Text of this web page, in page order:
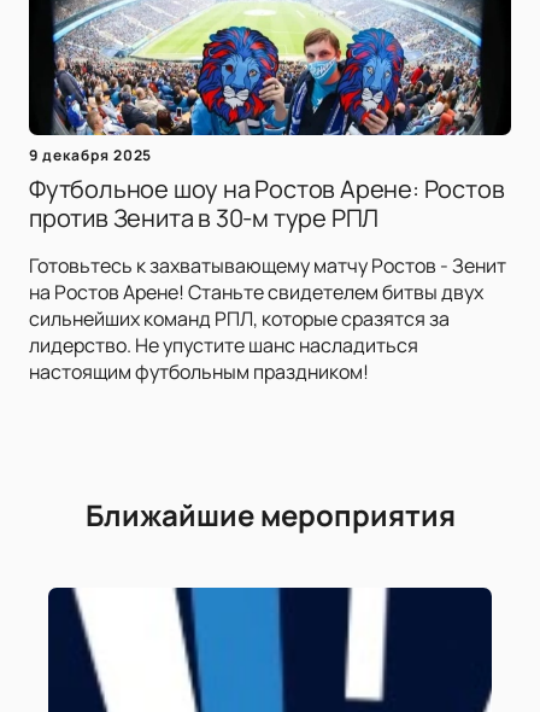
9 декабря 2025
Футбольное шоу на Ростов Арене: Ростов
против Зенита в 30-м туре РПЛ
Готовьтесь к захватывающему матчу Ростов - Зенит
на Ростов Арене! Станьте свидетелем битвы двух
сильнейших команд РПЛ, которые сразятся за
лидерство. Не упустите шанс насладиться
настоящим футбольным праздником!
Ближайшие мероприятия